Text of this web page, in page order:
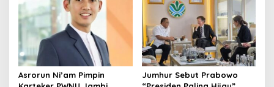
Asrorun Ni’am Pimpin
Jumhur Sebut Prabowo